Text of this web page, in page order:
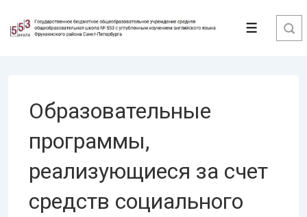
Перейти
Меню
Образовательные
программы,
реализующиеся за счет
средств социального